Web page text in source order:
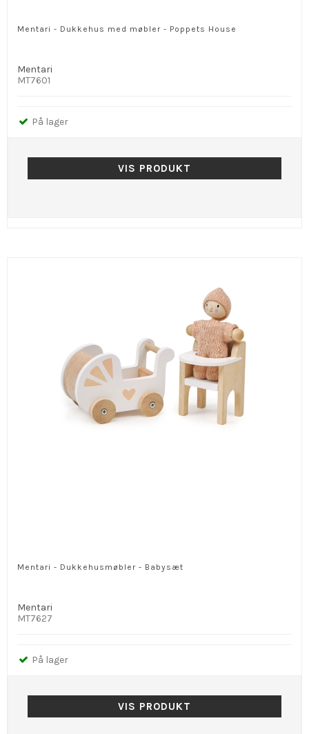
Mentari - Dukkehus med møbler - Poppets House
Mentari
MT7601
På lager
VIS PRODUKT
Mentari - Dukkehusmøbler - Babysæt
Mentari
MT7627
På lager
VIS PRODUKT